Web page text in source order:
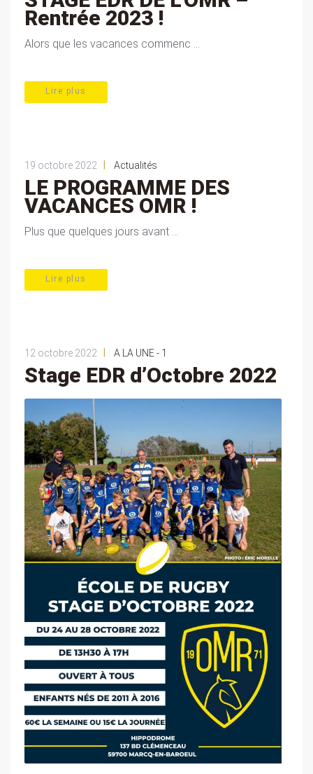
Rentrée 2023 !
Alors que les vacances commenc ...
Lire plus
19 octobre 2022 Actualités
LE PROGRAMME DES
VACANCES OMR !
Plus que quelques jours avant ...
Lire plus
12 octobre 2022 A LA UNE - 1
Stage EDR d’Octobre 2022